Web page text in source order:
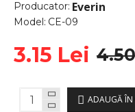
Producator: Everin
Model: CE-09
3.15 Lei
ADAUGĂ ÎN